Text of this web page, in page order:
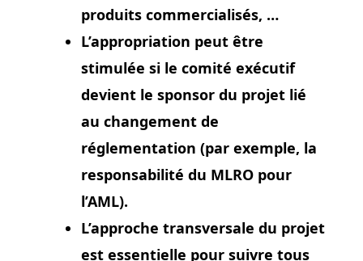
produits commercialisés, …
L’appropriation peut être
stimulée si le comité exécutif
devient le sponsor du projet lié
au changement de
réglementation (par exemple, la
responsabilité du MLRO pour
l’AML).
L’approche transversale du projet
est essentielle pour suivre tous